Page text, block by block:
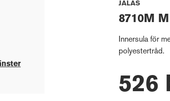
JALAS
8710M
Innersula för
polyestertråd.
526